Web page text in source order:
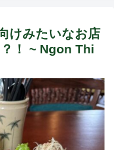
けみたいなお店
！ ~ Ngon Thi